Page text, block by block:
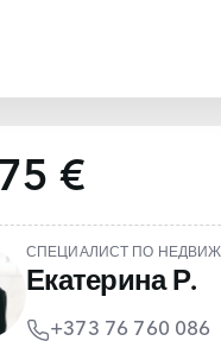
€
СПЕЦИАЛИСТ ПО
Екатерина Р.
+373 76 760 086